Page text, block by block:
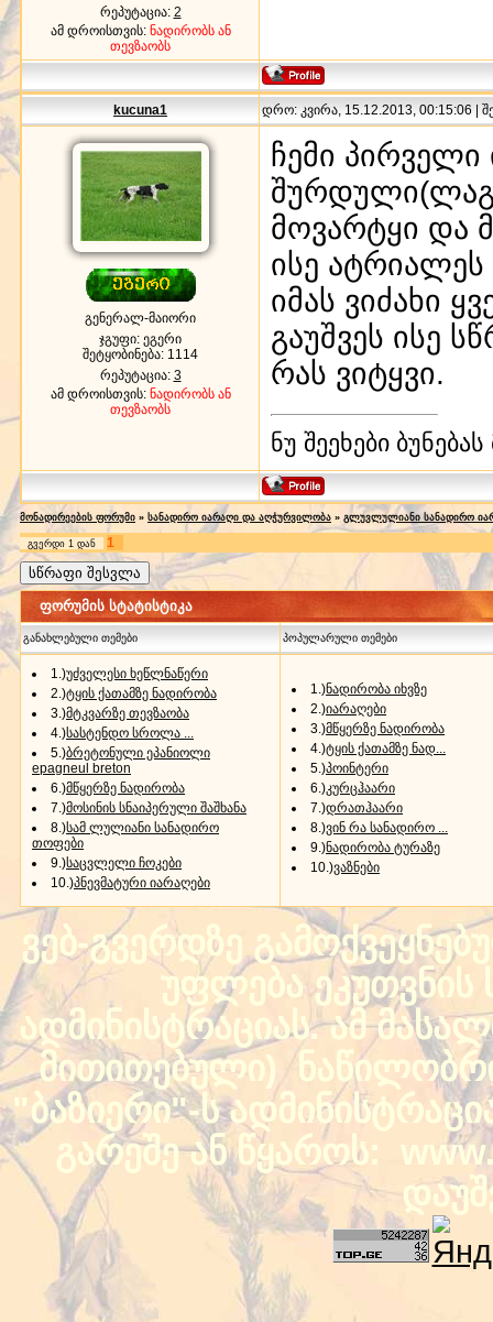
რეპუტაცია: 2
ამ დროისთვის: ნადირობს ან
თევზაობს
kucuna1 დრო: კვირა, 15.12.2013, 00:15:06 |
გენერალ-მაიორი
ჯგუფი: ეგერი
შეტყობინება: 1114
რეპუტაცია: 3
ამ დროისთვის: ნადირობს ან
თევზაობს
ჩემი
მოვარტყი და
ისე ატრიალეს
იმას ვიძახი
გაუშვეს ისე
რას ვიტყვი.
ნუ შეეხები
მონადირეების ფორუმი » სანადირო იარაღი და აღჭურვილობა » გლუვლულიანი სანადირო
გვერდი 1 დან 1
ფორუმის სტატისტიკა
განახლებული თემები პოპულარული თემები
1.)უძველესი ხეწლნაწერი
2.)ტყის ქათამზე ნადირობა
3.)მტკვარზე თევზაობა
4.)სასტენდო სროლა ...
5.)ბრეტონული ეპანიოლი
epagneul breton
6.)მწყერზე ნადირობა
7.)მოსინის სნაიპერული შაშხანა
8.)სამ ლულიანი სანადირო
თოფები
9.)საცვლელი ჩოკები
10.)პნევმატური იარაღები
1.)ნადირობა იხვზე
2.)იარაღები
3.)მწყერზე ნადირობა
4.)ტყის ქათამზე ნად...
5.)პოინტერი
6.)კურცჰაარი
7.)დრათჰაარი
8.)ვინ რა სანადირო ...
9.)ნადირობა ტურაზე
10.)ვაზნები
ვებ-გვერდზე
უფლება ეკუთვნის
ადმინისტრაციას. ამ
მითითებული)
"ბაზიერი"-ს
გარეშე ან წყაროს: